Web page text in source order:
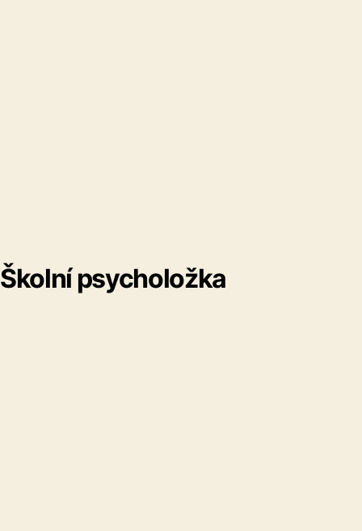
Školní psycholožka